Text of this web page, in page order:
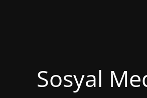
Sosyal